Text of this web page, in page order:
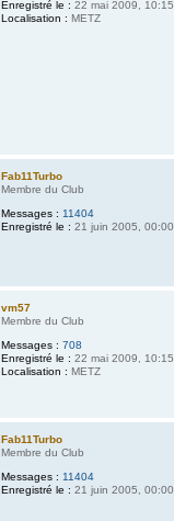
Enregistré le : 22 mai 2009, 10:15
Localisation : METZ
Fab11Turbo
Membre du Club
Messages : 11404
Enregistré le : 21 juin 2005, 00:00
vm57
Membre du Club
Messages : 708
Enregistré le : 22 mai 2009, 10:15
Localisation : METZ
Fab11Turbo
Membre du Club
Messages : 11404
Enregistré le : 21 juin 2005, 00:00